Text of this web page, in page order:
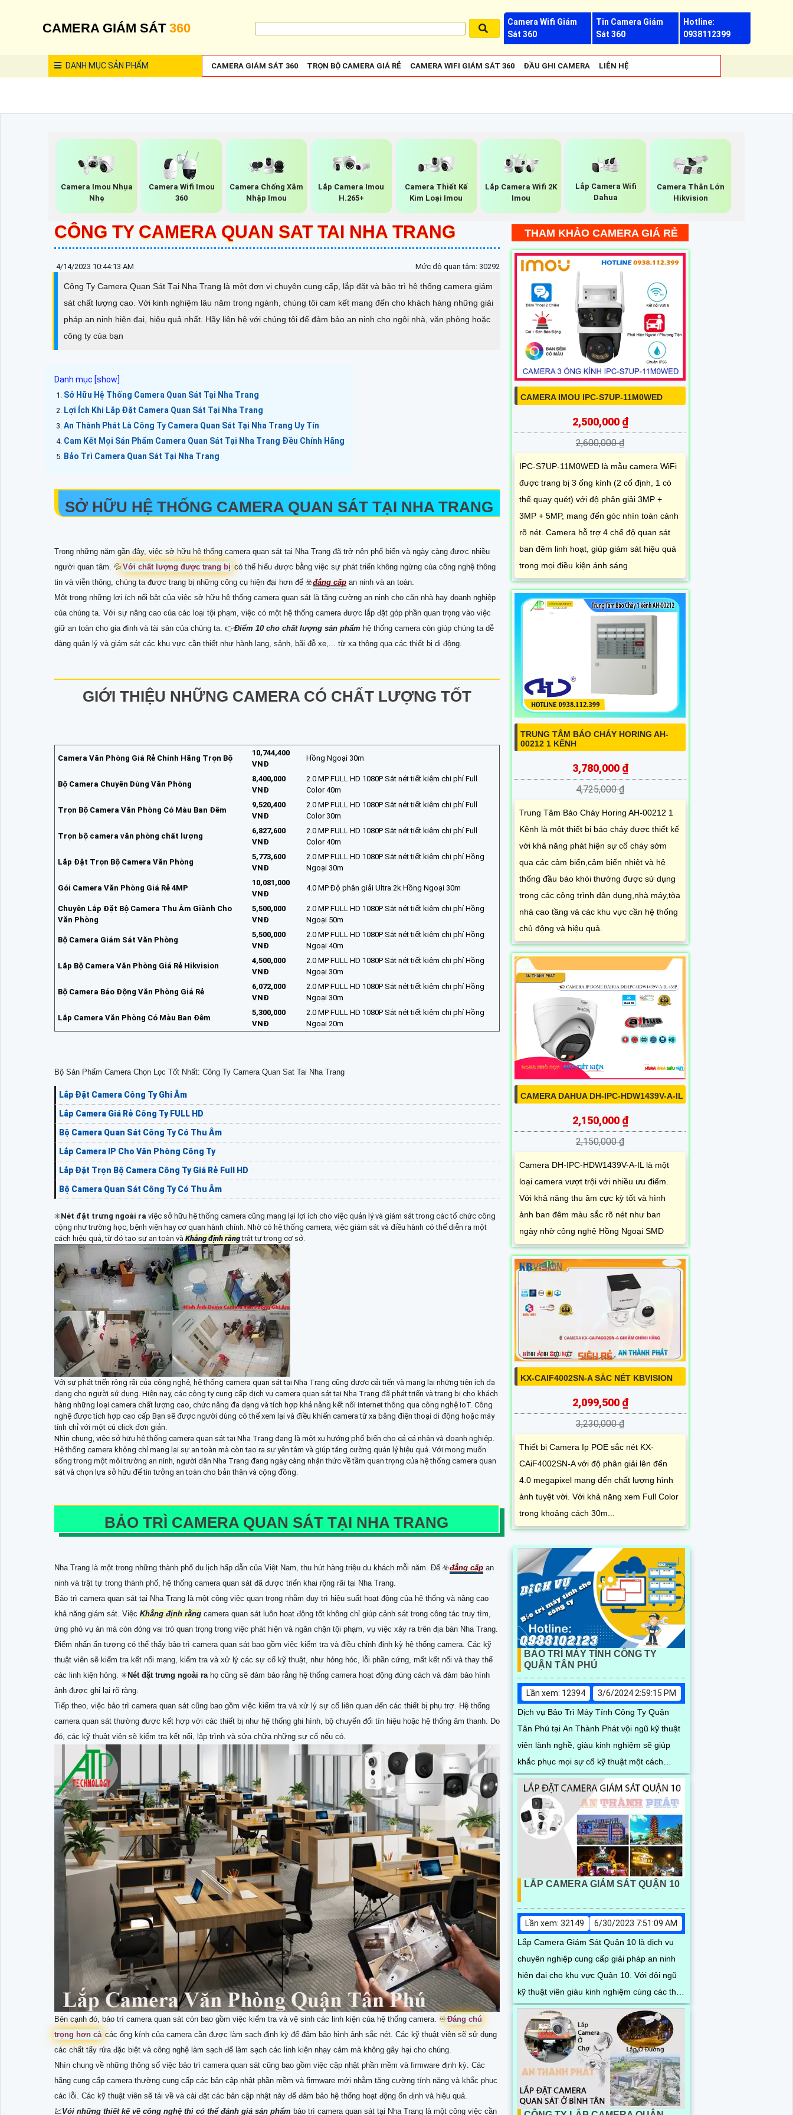
CAMERA GIÁM SÁT 360
Camera Wifi Giám
Sát 360
Tin Camera Giám
Sát 360
Hotline:
0938112399
DANH MỤCSẢN PHẨM CAMERA GIÁM SÁT 360 TRỌN BỘ CAMERA GIÁ RẺ CAMERA WIFI GIÁM SÁT 360 ĐẦU GHI CAMERA LIÊN HỆ
Camera Imou Nhụa
Nhẹ
Camera Wifi Imou
360
Camera Chống Xâm
Nhập Imou
Lắp Camera Imou
H.265+
Camera Thiết Kế
Kim Loại Imou
Lắp Camera Wifi 2K
Imou
Lắp Camera Wifi
Dahua
Camera Thân Lớn
Hikvision
CÔNG TY CAMERA QUAN SAT TAI NHA TRANG
4/14/2023 10:44:13 AM Mức độ quan tâm: 30292
Công Ty Camera Quan Sát Tại Nha Trang là một đơn vị chuyên cung cấp, lắp đặt và bảo trì hệ thống camera giám
sát chất lượng cao. Với kinh nghiệm lâu năm trong ngành, chúng tôi cam kết mang đến cho khách hàng những giải
pháp an ninh hiện đại, hiệu quả nhất. Hãy liên hệ với chúng tôi để đảm bảo an ninh cho ngôi nhà, văn phòng hoặc
công ty của bạn
Sở Hữu Hệ Thống Camera Quan Sát Tại Nha Trang
Lợi Ích Khi Lắp Đặt Camera Quan Sát Tại Nha Trang
An Thành Phát Là Công Ty Camera Quan Sát Tại Nha Trang Uy Tín
Cam Kết Mọi Sản Phẩm Camera Quan Sát Tại Nha Trang Đều Chính Hãng
Bảo Trì Camera Quan Sát Tại Nha Trang
SỞ HỮU HỆ THỐNG CAMERA QUAN SÁT TẠI NHA TRANG
Trong những năm gần đây, việc sở hữu hệ thống camera quan sát tại Nha Trang đã trở nên phổ biến và ngày càng được nhiều
người quan tâm. 💦Với chất lượng được trang bị có thể hiểu được bằng việc sự phát triển không ngừng của công nghệ thông
tin và viễn thông, chúng ta được trang bị những công cụ hiện đại hơn để ☣️đẳng cấp an ninh và an toàn.
Một trong những lợi ích nổi bật của việc sở hữu hệ thống camera quan sát là tăng cường an ninh cho căn nhà hay doanh nghiệp
của chúng ta. Với sự nâng cao của các loại tội phạm, việc có một hệ thống camera được lắp đặt góp phần quan trọng vào việc
giữ an toàn cho gia đình và tài sản của chúng ta. 👉Điểm 10 cho chất lượng sản phẩm hệ thống camera còn giúp chúng ta dễ
dàng quản lý và giám sát các khu vực cần thiết như hành lang, sảnh, bãi đỗ xe,... từ xa thông qua các thiết bị di động.
GIỚI THIỆU NHỮNG CAMERA CÓ CHẤT LƯỢNG TỐT
Camera Văn Phòng Giá Rẻ Chính Hãng Trọn Bộ
10,744,400
VNĐ
Hồng Ngoại 30m
Bộ Camera Chuyên Dùng Văn Phòng
8,400,000
VNĐ
2.0 MP FULL HD 1080P Sắt nét tiết kiệm chi phí Full
Color 40m
Trọn Bộ Camera Văn Phòng Có Màu Ban Đêm
9,520,400
VNĐ
2.0 MP FULL HD 1080P Sắt nét tiết kiệm chi phí Full
Color 30m
Trọn bộ camera văn phòng chất lượng
6,827,600
VNĐ
2.0 MP FULL HD 1080P Sắt nét tiết kiệm chi phí Full
Color 40m
Lắp Đặt Trọn Bộ Camera Văn Phòng
5,773,600
VNĐ
2.0 MP FULL HD 1080P Sắt nét tiết kiệm chi phí Hồng
Ngoại 30m
Gói Camera Văn Phòng Giá Rẻ 4MP
10,081,000
VNĐ
4.0 MP Độ phân giải Ultra 2k Hồng Ngoại 30m
Chuyên Lắp Đặt Bộ Camera Thu Âm Giành Cho
Văn Phòng
5,500,000
VNĐ
2.0 MP FULL HD 1080P Sắt nét tiết kiệm chi phí Hồng
Ngoại 50m
Bộ Camera Giám Sát Văn Phòng
5,500,000
VNĐ
2.0 MP FULL HD 1080P Sắt nét tiết kiệm chi phí Hồng
Ngoại 40m
Lắp Bộ Camera Văn Phòng Giá Rẻ Hikvision
4,500,000
VNĐ
2.0 MP FULL HD 1080P Sắt nét tiết kiệm chi phí Hồng
Ngoại 30m
Bộ Camera Báo Động Văn Phòng Giá Rẻ
6,072,000
VNĐ
2.0 MP FULL HD 1080P Sắt nét tiết kiệm chi phí Hồng
Ngoại 30m
Lắp Camera Văn Phòng Có Màu Ban Đêm
5,300,000
VNĐ
2.0 MP FULL HD 1080P Sắt nét tiết kiệm chi phí Hồng
Ngoại 20m
Bộ Sản Phẩm Camera Chọn Lọc Tốt Nhất: Công Ty Camera Quan Sat Tai Nha Trang
Lắp Đặt Camera Công Ty Ghi Âm
Lắp Camera Giá Rẻ Công Ty FULL HD
Bộ Camera Quan Sát Công Ty Có Thu Âm
Lắp Camera IP Cho Văn Phòng Công Ty
Lắp Đặt Trọn Bộ Camera Công Ty Giá Rẻ Full HD
Bộ Camera Quan Sát Công Ty Có Thu Âm
✳️Nét đặt trưng ngoài ra việc sở hữu hệ thống camera cũng mang lại lợi ích cho việc quản lý và giám sát trong các tổ chức công
cộng như trường học, bệnh viện hay cơ quan hành chính. Nhờ có hệ thống camera, việc giám sát và điều hành có thể diễn ra một
cách hiệu quả, từ đó tạo sự an toàn và Khẳng định rằngtrật tự trong cơ sở.
Với sự phát triển rộng rãi của công nghệ, hệ thống camera quan sát tại Nha Trang cũng được cải tiến và mang lại những tiện ích đa
dạng cho người sử dụng. Hiện nay, các công ty cung cấp dịch vụ camera quan sát tại Nha Trang đã phát triển và trang bị cho khách
hàng những loại camera chất lượng cao, chức năng đa dạng và tích hợp khả năng kết nối internet thông qua công nghệ IoT. Công
nghệ được tích hợp cao cấp Bạn sẽ được người dùng có thể xem lại và điều khiển camera từ xa bằng điện thoại di động hoặc máy
tính chỉ với một cú click đơn giản.
Nhìn chung, việc sở hữu hệ thống camera quan sát tại Nha Trang đang là một xu hướng phổ biến cho cả cá nhân và doanh nghiệp.
Hệ thống camera không chỉ mang lại sự an toàn mà còn tạo ra sự yên tâm và giúp tăng cường quản lý hiệu quả. Với mong muốn
sống trong một môi trường an ninh, người dân Nha Trang đang ngày càng nhận thức về tầm quan trọng của hệ thống camera quan
sát và chọn lựa sở hữu để tin tưởng an toàn cho bản thân và cộng đồng.
BẢO TRÌ CAMERA QUAN SÁT TẠI NHA TRANG
Nha Trang là một trong những thành phố du lịch hấp dẫn của Việt Nam, thu hút hàng triệu du khách mỗi năm. Để ☣️đẳng cấp an
ninh và trật tự trong thành phố, hệ thống camera quan sát đã được triển khai rộng rãi tại Nha Trang.
Bảo trì camera quan sát tại Nha Trang là một công việc quan trọng nhằm duy trì hiệu suất hoạt động của hệ thống và nâng cao
khả năng giám sát. Việc Khẳng định rằng camera quan sát luôn hoạt động tốt không chỉ giúp cảnh sát trong công tác truy tìm,
ứng phó vụ án mà còn đóng vai trò quan trọng trong việc phát hiện và ngăn chặn tội phạm, vụ việc xảy ra trên địa bàn Nha Trang.
Điểm nhấn ấn tượng có thể thấy bảo trì camera quan sát bao gồm việc kiểm tra và điều chỉnh định kỳ hệ thống camera. Các kỹ
thuật viên sẽ kiểm tra kết nối mạng, kiểm tra và xử lý các sự cố kỹ thuật, như hỏng hóc, lỗi phần cứng, mất kết nối và thay thế
các linh kiện hỏng. ✳️ Nét đặt trưng ngoài ra họ cũng sẽ đảm bảo rằng hệ thống camera hoạt động đúng cách và đảm bảo hình
ảnh được ghi lại rõ ràng.
Tiếp theo, việc bảo trì camera quan sát cũng bao gồm việc kiểm tra và xử lý sự cố liên quan đến các thiết bị phụ trợ. Hệ thống
camera quan sát thường được kết hợp với các thiết bị như hệ thống ghi hình, bộ chuyển đổi tín hiệu hoặc hệ thống âm thanh. Do
đó, các kỹ thuật viên sẽ kiểm tra kết nối, lập trình và sửa chữa những sự cố nếu có.
Bên cạnh đó, bảo trì camera quan sát còn bao gồm việc kiểm tra và vệ sinh các linh kiện của hệ thống camera. ♾ Đáng chú
trọng hơn cả các ống kính của camera cần được làm sạch định kỳ để đảm bảo hình ảnh sắc nét. Các kỹ thuật viên sẽ sử dụng
các chất tẩy rửa đặc biệt và công nghệ làm sạch để làm sạch các linh kiện nhạy cảm mà không gây hại cho chúng.
Nhìn chung về những thông số việc bảo trì camera quan sát cũng bao gồm việc cập nhật phần mềm và firmware định kỳ. Các
hãng cung cấp camera thường cung cấp các bản cập nhật phần mềm và firmware mới nhằm tăng cường tính năng và khắc phục
các lỗi. Các kỹ thuật viên sẽ tải về và cài đặt các bản cập nhật này để đảm bảo hệ thống hoạt động ổn định và hiệu quả.
💹Vói những thiết kế về công nghệ thì có thể đánh giá sản phẩm bảo trì camera quan sát tại Nha Trang là một công việc cần
THAM KHẢO CAMERA GIÁ RẺ
CAMERA IMOU IPC-S7UP-11M0WED
2,500,000 ₫
2,600,000 ₫
IPC-S7UP-11M0WED là mẫu camera WiFi
được trang bị 3 ống kính (2 cố định, 1 có
thể quay quét) với độ phân giải 3MP +
3MP + 5MP, mang đến góc nhìn toàn cảnh
rõ nét. Camera hỗ trợ 4 chế độ quan sát
ban đêm linh hoạt, giúp giám sát hiệu quả
trong mọi điều kiện ánh sáng
TRUNG TÂM BÁO CHÁY HORING AH-
00212 1 KÊNH
3,780,000 ₫
4,725,000 ₫
Trung Tâm Báo Cháy Horing AH-00212 1
Kênh là một thiết bị báo cháy được thiết kế
với khả năng phát hiện sự cố cháy sớm
qua các cảm biến,cảm biến nhiệt và hệ
thống đầu báo khói thường được sử dụng
trong các công trình dân dụng,nhà máy,tòa
nhà cao tầng và các khu vực cần hệ thống
chủ động và hiệu quả.
CAMERA DAHUA DH-IPC-HDW1439V-A-IL
2,150,000 ₫
2,150,000 ₫
Camera DH-IPC-HDW1439V-A-IL là một
loại camera vượt trội với nhiều ưu điểm.
Với khả năng thu âm cực kỳ tốt và hình
ảnh ban đêm màu sắc rõ nét như ban
ngày nhờ công nghệ Hồng Ngoại SMD
KX-CAIF4002SN-A SẮC NÉT KBVISION
2,099,500 ₫
3,230,000 ₫
Thiết bị Camera Ip POE sắc nét KX-
CAiF4002SN-A với độ phân giải lên đến
4.0 megapixel mang đến chất lượng hình
ảnh tuyệt vời. Với khả năng xem Full Color
trong khoảng cách 30m...
BẢO TRÌ MÁY TÍNH CÔNG TY
QUẬN TÂN PHÚ
Lần xem: 12394
3/6/2024 2:59:15 PM
Dịch vụ Bảo Trì Máy Tính Công Ty Quận
Tân Phú tại An Thành Phát vội ngũ kỹ thuật
viên lành nghề, giàu kinh nghiệm sẽ giúp
khắc phục mọi sự cố kỹ thuật một cách
nhanh chóng và hiệu...
LẮP CAMERA GIÁM SÁT QUẬN 10
Lần xem: 32149
6/30/2023 7:51:09 AM
Lắp Camera Giám Sát Quận 10 là dịch vụ
chuyên nghiệp cung cấp giải pháp an ninh
hiện đại cho khu vực Quận 10. Với đội ngũ
kỹ thuật viên giàu kinh nghiệm cùng các thiết
bị công...